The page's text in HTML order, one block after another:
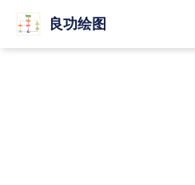
良功绘图